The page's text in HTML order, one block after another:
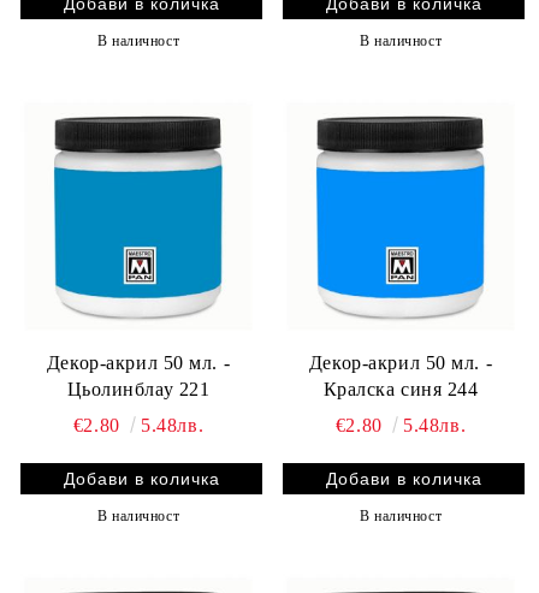
В наличност В наличност
Декор-акрил 50 мл. -
Цьолинблау 221
€2.80
5.48лв.
В наличност
Декор-акрил 50 мл. -
Кралска синя 244
€2.80
5.48лв.
В наличност